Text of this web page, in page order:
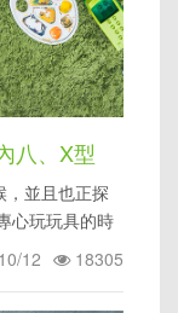
八、X型
，並且也正探
心玩玩具的時
18305
12